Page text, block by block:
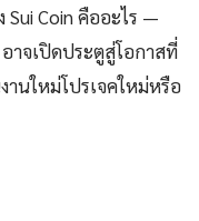
Sui Coin คืออะไร —
าจเปิดประตูสู่โอกาสที่
นใหม่โปรเจคใหม่หรือ